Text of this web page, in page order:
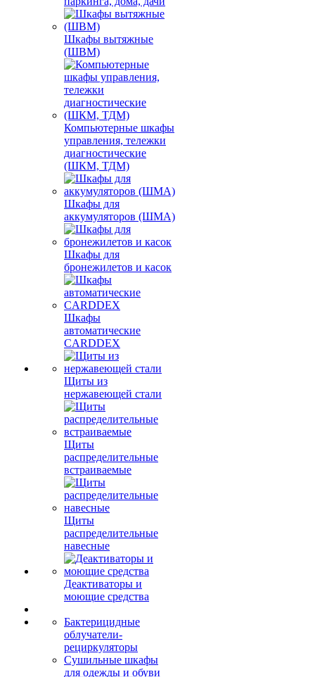
Шкафы вытяжные
(ШВМ)
Компьютерные шкафы
управления, тележки
диагностические
(ШКМ, ТДМ)
Шкафы для
аккумуляторов (ШМА)
Шкафы для
бронежилетов и касок
Шкафы
автоматические
CARDDEX
Щиты из
нержавеющей стали
Щиты
распределительные
встраиваемые
Щиты
распределительные
навесные
Деактиваторы и
моющие средства
Бактерицидные
облучатели-
рециркуляторы
Сушильные шкафы
для одежды и обуви